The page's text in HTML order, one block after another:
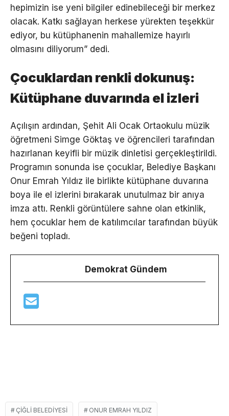
hepimizin ise yeni bilgiler edinebileceği bir merkez
olacak. Katkı sağlayan herkese yürekten teşekkür
ediyor, bu kütüphanenin mahallemize hayırlı
olmasını diliyorum” dedi.
Çocuklardan renkli dokunuş:
Kütüphane duvarında el izleri
Açılışın ardından, Şehit Ali Ocak Ortaokulu müzik
öğretmeni Simge Göktaş ve öğrencileri tarafından
hazırlanan keyifli bir müzik dinletisi gerçekleştirildi.
Programın sonunda ise çocuklar, Belediye Başkanı
Onur Emrah Yıldız ile birlikte kütüphane duvarına
boya ile el izlerini bırakarak unutulmaz bir anıya
imza attı. Renkli görüntülere sahne olan etkinlik,
hem çocuklar hem de katılımcılar tarafından büyük
beğeni topladı.
Demokrat Gündem
ÇIĞLI BELEDIYESI ONUR EMRAH YILDIZ